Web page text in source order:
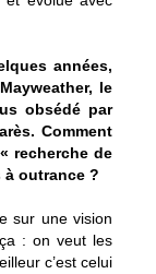
années,
le
obsédé par
Comment
recherche de
à outrance ?
sur une vision
: on veut les
c’est celui